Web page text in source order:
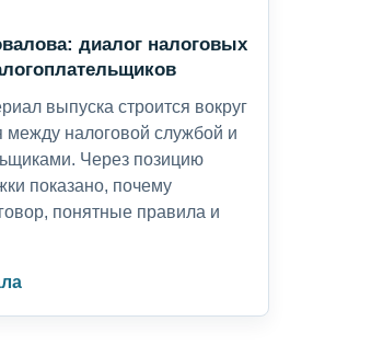
диалог налоговых
выпуска строится вокруг
налоговой службой и
Через позицию
показано, почему
понятные правила и